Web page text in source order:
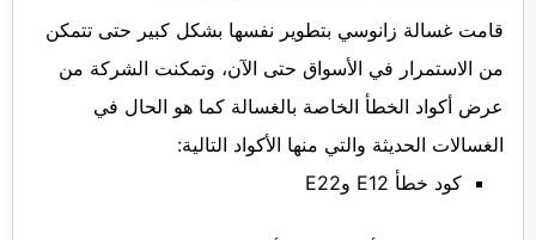
قامت غسالة زانوسي بتطوير نفسها بشكل كبير حتى تتمكن
من الاستمرار في الأسواق حتى الآن، وتمكنت الشركة من
عرض أكواد الخطأ الخاصة بالغسالة كما هو الحال في
الغسالات الحديثة والتي منها الأكواد التالية:
كود خطأ E12 وE22